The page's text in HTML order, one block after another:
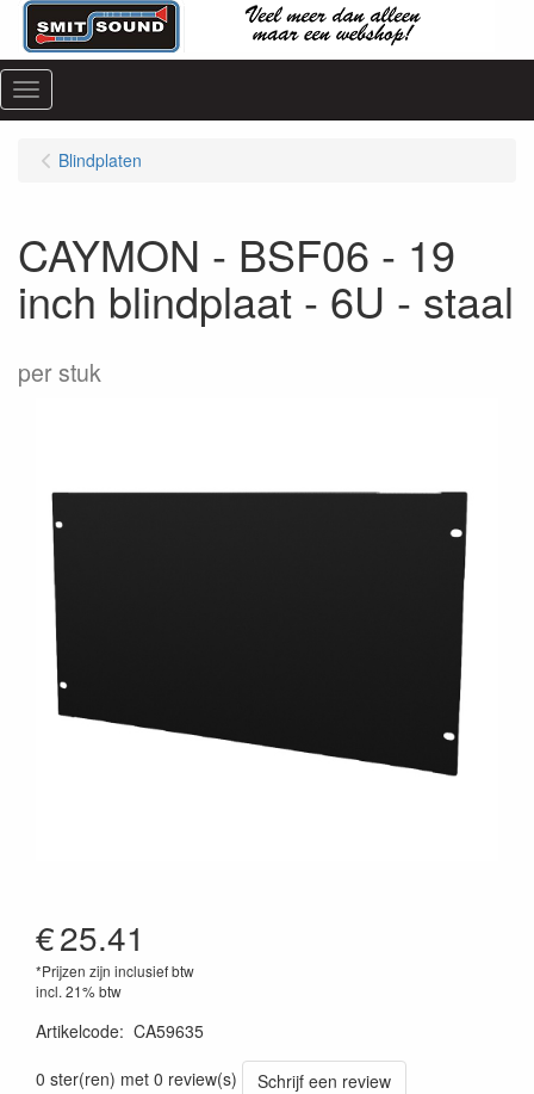
Menu
Blindplaten
CAYMON - BSF06 - 19
inch blindplaat - 6U - staal
per stuk
€25.41
*Prijzen zijn inclusief btw
incl. 21% btw
Artikelcode: CA59635
0 ster(ren) met 0 review(s)
Schrijf een review